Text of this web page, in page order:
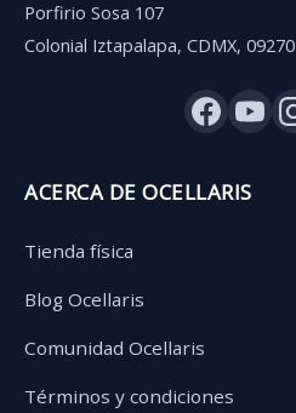
Porfirio Sosa 107
Colonial Iztapalapa, CDMX, 09270
ACERCA DE OCELLARIS
Tienda física
Blog Ocellaris
Comunidad Ocellaris
Términos y condiciones